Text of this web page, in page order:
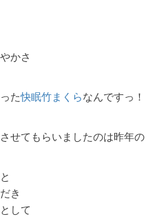
かさ
た快眠竹まくらなんですっ！
せてもらいましたのは昨年の
き
して